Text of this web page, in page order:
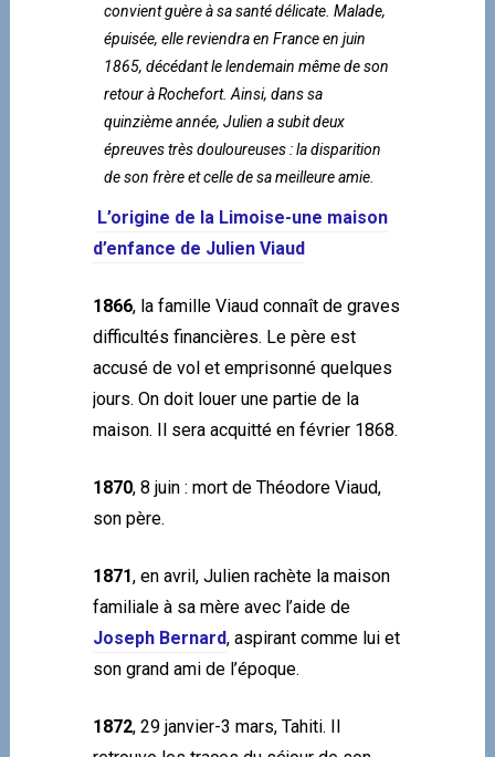
convient guère à sa santé délicate. Malade,
épuisée, elle reviendra en France en juin
1865, décédant le lendemain même de son
retour à Rochefort. Ainsi, dans sa
quinzième année, Julien a subit deux
épreuves très douloureuses : la disparition
de son frère et celle de sa meilleure amie.
L’origine de la Limoise-une maison
d’enfance de Julien Viaud
1866, la famille Viaud connaît de graves
difficul­tés financières. Le père est
accusé de vol et emprisonné quelques
jours. On doit louer une partie de la
maison. Il sera acquitté en février 1868.
1870, 8 juin : mort de Théodore Viaud,
son père.
1871, en avril, Julien rachète la maison
familiale à sa mère avec l’aide de
Joseph Bernard, aspirant comme lui et
son grand ami de l’époque.
1872, 29 janvier-3 mars, Tahiti. Il